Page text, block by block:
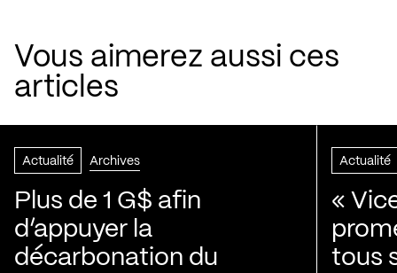
Vous aimerez aussi ces
articles
Actualité Archives
Plus de 1 G$ afin
d’appuyer la
décarbonation du
Actualité
«
tous